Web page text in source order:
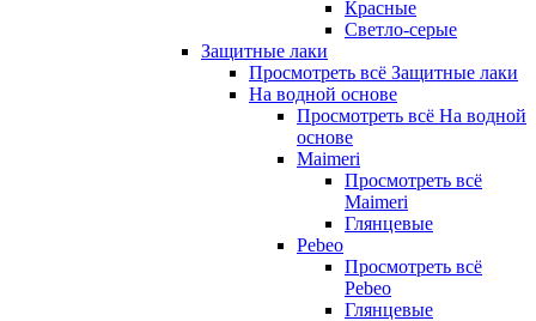
Красные
Светло-серые
Защитные лаки
Просмотреть всё Защитные лаки
На водной основе
Просмотреть всё На водной
основе
Maimeri
Просмотреть всё
Maimeri
Глянцевые
Pebeo
Просмотреть всё
Pebeo
Глянцевые